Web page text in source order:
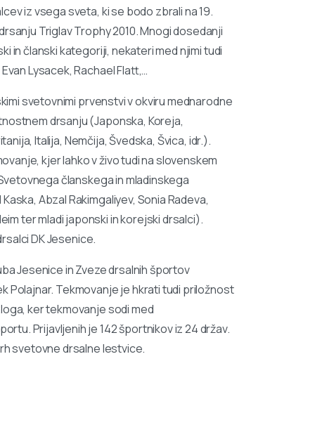
iz vsega sveta, ki se bodo zbrali na 19.
Triglav Trophy 2010. Mnogi dosedanji
in članski kategoriji, nekateri med njimi tudi
Lysacek, Rachael Flatt,…
svetovnimi prvenstvi v okviru mednarodne
drsanju (Japonska, Koreja,
Italija, Nemčija, Švedska, Švica, idr.).
kjer lahko v živo tudi na slovenskem
članskega in mladinskega
Abzal Rakimgaliyev, Sonia Radeva,
ter mladi japonski in korejski drsalci).
DK Jesenice.
Jesenice in Zveze drsalnih športov
Polajnar. Tekmovanje je hkrati tudi priložnost
ker tekmovanje sodi med
Prijavljenih je 142 športnikov iz 24 držav.
svetovne drsalne lestvice.